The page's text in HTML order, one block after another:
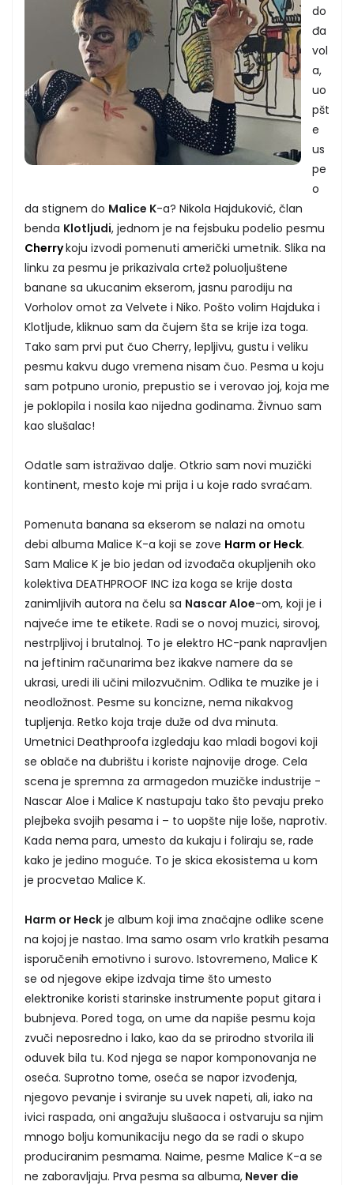
do
đa
vol
a,
uo
pšt
e
us
pe
o
da stignem do Malice K-a? Nikola Hajduković, član
benda Klotljudi, jednom je na fejsbuku podelio pesmu
Cherrykoju izvodi pomenuti američki umetnik. Slika na
linku za pesmu je prikazivala crtež poluoljuštene
banane sa ukucanim ekserom, jasnu parodiju na
Vorholov omot za Velvete i Niko. Pošto volim Hajduka i
Klotljude, kliknuo sam da čujem šta se krije iza toga.
Tako sam prvi put čuo Cherry, lepljivu, gustu i veliku
pesmu kakvu dugo vremena nisam čuo. Pesma u koju
sam potpuno uronio, prepustio se i verovao joj, koja me
je poklopila i nosila kao nijedna godinama. Živnuo sam
kao slušalac!
Odatle sam istraživao dalje. Otkrio sam novi muzički
kontinent, mesto koje mi prija i u koje rado svraćam.
Pomenuta banana sa ekserom se nalazi na omotu
debi albuma Malice K-a koji se zove Harm or Heck.
Sam Malice K je bio jedan od izvođača okupljenih oko
kolektiva DEATHPROOF INC iza koga se krije dosta
zanimljivih autora na čelu sa Nascar Aloe-om, koji je i
najveće ime te etikete. Radi se o novoj muzici, sirovoj,
nestrpljivoj i brutalnoj. To je elektro HC-pank napravljen
na jeftinim računarima bez ikakve namere da se
ukrasi, uredi ili učini milozvučnim. Odlika te muzike je i
neodložnost. Pesme su koncizne, nema nikakvog
tupljenja. Retko koja traje duže od dva minuta.
Umetnici Deathproofa izgledaju kao mladi bogovi koji
se oblače na đubrištu i koriste najnovije droge. Cela
scena je spremna za armagedon muzičke industrije -
Nascar Aloe i Malice K nastupaju tako što pevaju preko
plejbeka svojih pesama i – to uopšte nije loše, naprotiv.
Kada nema para, umesto da kukaju i foliraju se, rade
kako je jedino moguće. To je skica ekosistema u kom
je procvetao Malice K.
Harm or Heck je album koji ima značajne odlike scene
na kojoj je nastao. Ima samo osam vrlo kratkih pesama
isporučenih emotivno i surovo. Istovremeno, Malice K
se od njegove ekipe izdvaja time što umesto
elektronike koristi starinske instrumente poput gitara i
bubnjeva. Pored toga, on ume da napiše pesmu koja
zvuči neposredno i lako, kao da se prirodno stvorila ili
oduvek bila tu. Kod njega se napor komponovanja ne
oseća. Suprotno tome, oseća se napor izvođenja,
njegovo pevanje i sviranje su uvek napeti, ali, iako na
ivici raspada, oni angažuju slušaoca i ostvaruju sa njim
mnogo bolju komunikaciju nego da se radi o skupo
produciranim pesmama. Naime, pesme Malice K-a se
ne zaboravljaju. Prva pesma sa albuma, Never die